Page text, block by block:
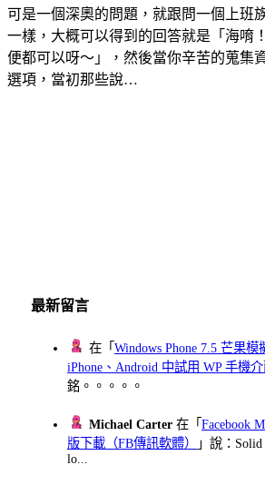
可是一個深奧的問題，就跟問一個上班
一樣，大概可以得到的回答就是「海唷
便都可以呀～」，然後當你辛苦的蒐集
選項，當初那些說…
最新留言
在「Windows Phone 7.5 芒果模
iPhone、Android 中試用 WP 手機
銘。。。。。
Michael Carter 在「Facebook
版下載（FB傳訊軟體）
」說：
lo...